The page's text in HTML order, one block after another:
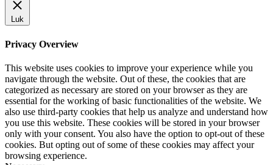
Luk
Privacy Overview
This website uses cookies to improve your experience while you
navigate through the website. Out of these, the cookies that are
categorized as necessary are stored on your browser as they are
essential for the working of basic functionalities of the website. We
also use third-party cookies that help us analyze and understand how
you use this website. These cookies will be stored in your browser
only with your consent. You also have the option to opt-out of these
cookies. But opting out of some of these cookies may affect your
browsing experience.